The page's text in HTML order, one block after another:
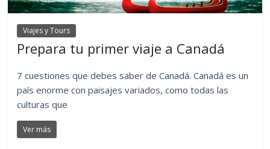
Viajes y Tours
Prepara tu primer viaje a Canadá
7 cuestiones que debes saber de Canadá. Canadá es un
país enorme con paisajes variados, como todas las
culturas que
Ver más